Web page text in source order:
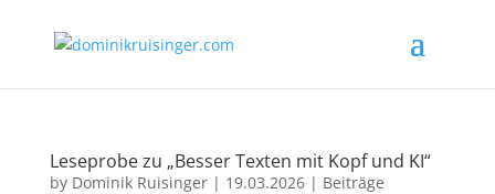
Leseprobe zu „Besser Texten mit Kopf und KI“
by Dominik Ruisinger| 19.03.2026| Beiträge